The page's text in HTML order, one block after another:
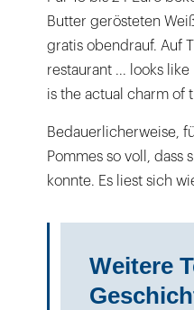
Butter gerösteten
gratis obendrauf. Auf
restaurant ... looks
is the actual charm of
Bedauerlicherweise,
Pommes so voll,
konnte. Es liest sich
Weitere